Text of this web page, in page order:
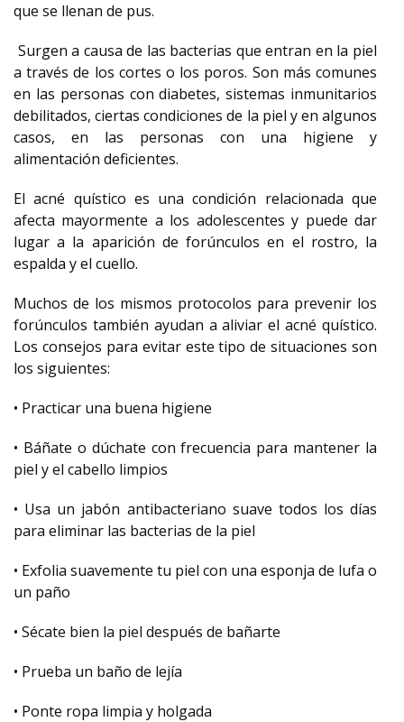
que se llenan de pus.
Surgen a causa de las bacterias que entran en la piel
a través de los cortes o los poros. Son más comunes
en las personas con diabetes, sistemas inmunitarios
debilitados, ciertas condiciones de la piel y en algunos
casos, en las personas con una higiene y
alimentación deficientes.
El acné quístico es una condición relacionada que
afecta mayormente a los adolescentes y puede dar
lugar a la aparición de forúnculos en el rostro, la
espalda y el cuello.
Muchos de los mismos protocolos para prevenir los
forúnculos también ayudan a aliviar el acné quístico.
Los consejos para evitar este tipo de situaciones son
los siguientes:
• Practicar una buena higiene
• Báñate o dúchate con frecuencia para mantener la
piel y el cabello limpios
• Usa un jabón antibacteriano suave todos los días
para eliminar las bacterias de la piel
• Exfolia suavemente tu piel con una esponja de lufa o
un paño
• Sécate bien la piel después de bañarte
• Prueba un baño de lejía
• Ponte ropa limpia y holgada